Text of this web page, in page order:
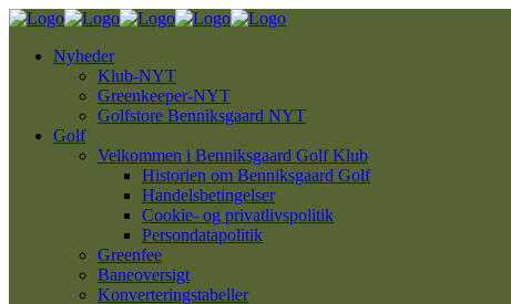
Nyheder
Klub-NYT
Greenkeeper-NYT
Golfstore Benniksgaard NYT
Golf
Velkommen i Benniksgaard Golf Klub
Historien om Benniksgaard Golf
Handelsbetingelser
Cookie- og privatlivspolitik
Persondatapolitik
Greenfee
Baneoversigt
Konverteringstabeller